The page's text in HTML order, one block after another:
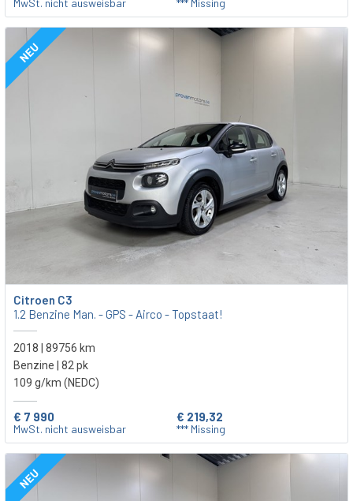
NEU
Citroen C3
1.2 Benzine Man. - GPS - Airco - Topstaat!
2018 | 89756 km
Benzine | 82 pk
109 g/km (NEDC)
€ 7 990
MwSt. nicht ausweisbar
€ 219,32
*** Missing
NEU